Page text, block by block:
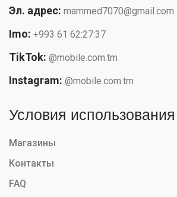
Эл. адрес: mammed7070@gmail.com
Imo: +993 61 62:27:37
TikTok: @mobile.com.tm
Instagram: @mobile.com.tm
Условия использования
Магазины
Контакты
FAQ